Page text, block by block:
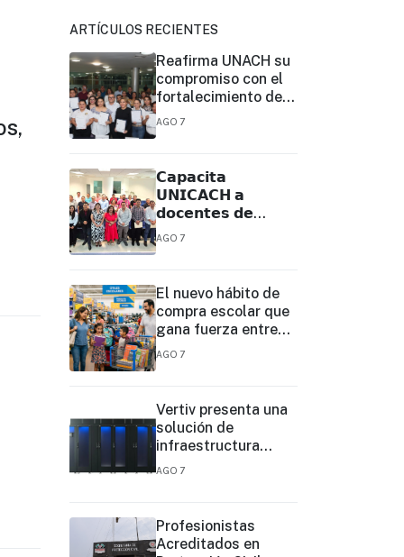
ARTÍCULOS RECIENTES
Reafirma UNACH su
compromiso con el
fortalecimiento de
la certificación de
AGO 7
𝗖𝗮𝗽𝗮𝗰𝗶𝘁𝗮
𝗨𝗡𝗜𝗖𝗔𝗖𝗛 𝗮
𝗱𝗼𝗰𝗲𝗻𝘁𝗲𝘀 𝗱𝗲
𝗧𝗲𝗹𝗲𝗯𝗮𝗰𝗵𝗶𝗹𝗹𝗲𝗿𝗮𝘁𝗼
𝗲𝗱𝘂𝗰𝗮𝘁𝗶𝘃𝗮
AGO 7
El nuevo hábito de
compra escolar que
gana fuerza entre
las familias
AGO 7
Vertiv presenta una
solución de
infraestructura
prediseñada basada
implementaciones
de centros de datos
AGO 7
Profesionistas
Acreditados en